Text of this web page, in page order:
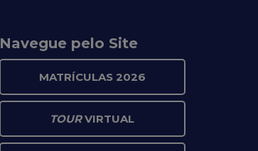
Navegue pelo Site
MATRÍCULAS 2026
TOURVIRTUAL